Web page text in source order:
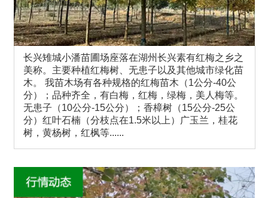
长兴雉城小潘苗圃场座落在湖州长兴素有红梅之乡之
美称。主要种植红梅树、无患子以及其他城市绿化苗
木。 我苗木场有各种规格的红梅苗木（1公分-40公
分）；品种齐全，有白梅，红梅，绿梅，美人梅等。
无患子（10公分-15公分）；香樟树（15公分-25公
分）红叶石楠（分枝点在1.5米以上）广玉兰，桂花
树，黄杨树，红枫等......